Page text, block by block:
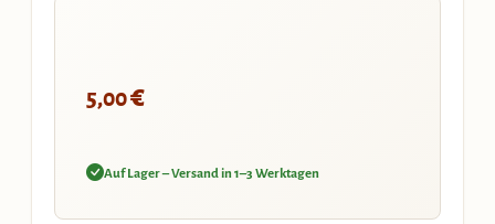
5,00€
Auf Lager – Versand in 1–3 Werktagen